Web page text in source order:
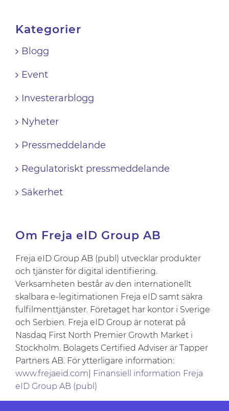
Kategorier
Blogg
Event
Investerarblogg
Nyheter
Pressmeddelande
Regulatoriskt pressmeddelande
Säkerhet
Om Freja eID Group AB
Freja eID Group AB (publ) utvecklar produkter
och tjänster för digital identifiering.
Verksamheten består av den internationellt
skalbara e-legitimationen Freja eID samt säkra
fulfilmenttjänster. Företaget har kontor i Sverige
och Serbien. Freja eID Group är noterat på
Nasdaq First North Premier Growth Market i
Stockholm. Bolagets Certified Adviser är Tapper
Partners AB. För ytterligare information:
www.frejaeid.com
Finansiell information Freja
eID Group AB (publ)